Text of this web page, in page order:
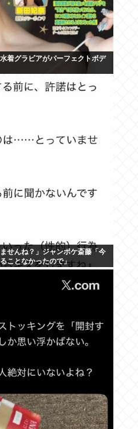
着グラビアがパーフェクトボデ
せんね？」ジャンポケ斎藤「今
ことなかったので」